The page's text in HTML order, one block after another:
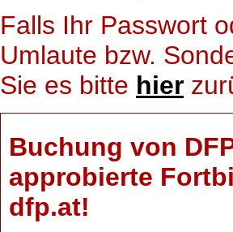
Falls Ihr Passwort
Umlaute bzw.
Sie es bitte hier
Buchung von
approbierte
dfp.at!